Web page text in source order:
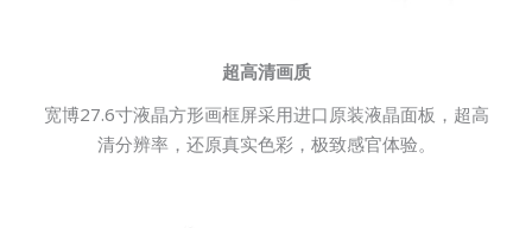
超高清画质
宽博27.6寸液晶方形画框屏采用进口原装液晶面板，超高
清分辨率，还原真实色彩，极致感官体验。